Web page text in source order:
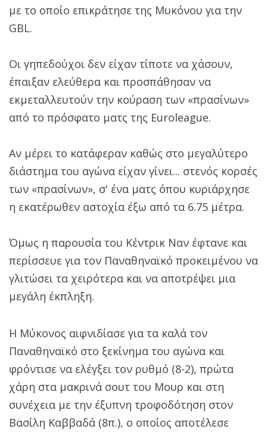
με το οποίο επικράτησε της Μυκόνου για την
GBL.
Οι γηπεδούχοι δεν είχαν τίποτε να χάσουν,
έπαιξαν ελεύθερα και προσπάθησαν να
εκμεταλλευτούν την κούραση των «πρασίνων»
από το πρόσφατο ματς της Euroleague.
Αν μέρει το κατάφεραν καθώς στο μεγαλύτερο
διάστημα του αγώνα είχαν γίνει... στενός κορσές
των «πρασίνων», σ' ένα ματς όπου κυριάρχησε
η εκατέρωθεν αστοχία έξω από τα 6.75 μέτρα.
Όμως η παρουσία του Κέντρικ Ναν έφτανε και
περίσσευε για τον Παναθηναϊκό προκειμένου να
γλιτώσει τα χειρότερα και να αποτρέψει μια
μεγάλη έκπληξη.
Η Μύκονος αιφνιδίασε για τα καλά τον
Παναθηναϊκό στο ξεκίνημα του αγώνα και
φρόντισε να ελέγξει τον ρυθμό (8-2), πρώτα
χάρη στα μακρινά σουτ του Μουρ και στη
συνέχεια με την έξυπνη τροφοδότηση στον
Βασίλη Καββαδά (8π.), ο οποίος αποτέλεσε